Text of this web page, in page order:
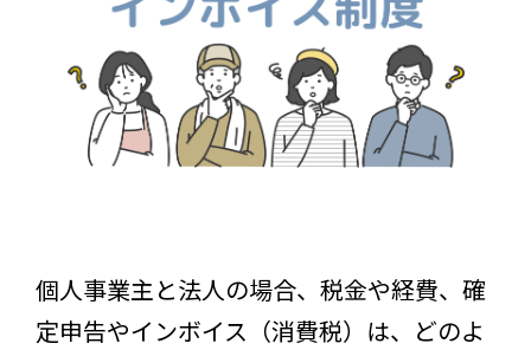
個人事業主と法人の場合、税金や経費、確
定申告やインボイス（消費税）は、どのよ